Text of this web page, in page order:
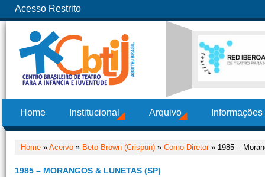
Acesso Restrito
Home Institucional Arquivo
Home » Acervo » Beto Brown (Crispun) » Como Diretor» 1985 –
1985 – MORANGOS & LUNETAS (SP)